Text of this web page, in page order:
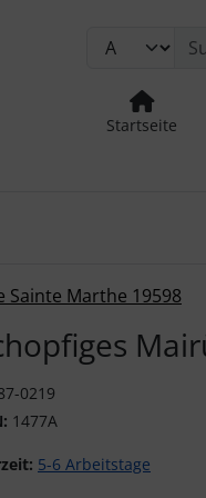
Startseite
Sainte Marthe 19598
0219
1477A
5-6 Arbeitstage
den Bildern zu